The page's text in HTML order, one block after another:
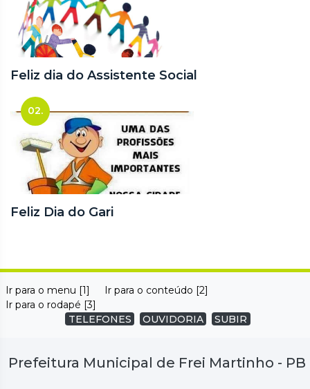
Feliz dia do Assistente Social
02.
Feliz Dia do Gari
Ir para o menu [1]
Ir para o conteúdo [2]
Ir para o rodapé [3]
TELEFONES
OUVIDORIA SUBIR
Prefeitura Municipal de Frei Martinho - PB